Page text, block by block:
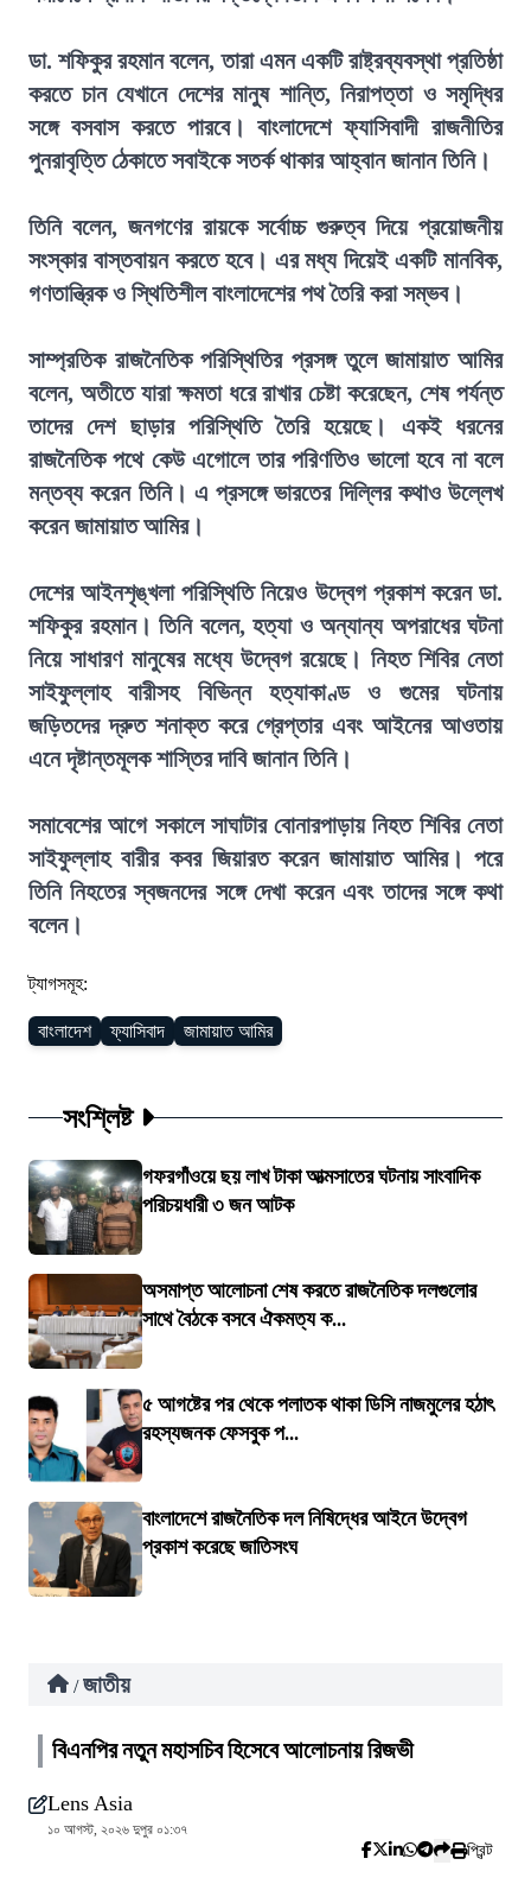
ডা. শফিকুর রহমান বলেন, তারা এমন একটি রাষ্ট্রব্যবস্থা প্রতিষ্ঠা
করতে চান যেখানে দেশের মানুষ শান্তি, নিরাপত্তা ও সমৃদ্ধির
সঙ্গে বসবাস করতে পারবে। বাংলাদেশে ফ্যাসিবাদী রাজনীতির
পুনরাবৃত্তি ঠেকাতে সবাইকে সতর্ক থাকার আহ্বান জানান তিনি।
তিনি বলেন, জনগণের রায়কে সর্বোচ্চ গুরুত্ব দিয়ে প্রয়োজনীয়
সংস্কার বাস্তবায়ন করতে হবে। এর মধ্য দিয়েই একটি মানবিক,
গণতান্ত্রিক ও স্থিতিশীল বাংলাদেশের পথ তৈরি করা সম্ভব।
সাম্প্রতিক রাজনৈতিক পরিস্থিতির প্রসঙ্গ তুলে জামায়াত আমির
বলেন, অতীতে যারা ক্ষমতা ধরে রাখার চেষ্টা করেছেন, শেষ পর্যন্ত
তাদের দেশ ছাড়ার পরিস্থিতি তৈরি হয়েছে। একই ধরনের
রাজনৈতিক পথে কেউ এগোলে তার পরিণতিও ভালো হবে না বলে
মন্তব্য করেন তিনি। এ প্রসঙ্গে ভারতের দিল্লির কথাও উল্লেখ
করেন জামায়াত আমির।
দেশের আইনশৃঙ্খলা পরিস্থিতি নিয়েও উদ্বেগ প্রকাশ করেন ডা.
শফিকুর রহমান। তিনি বলেন, হত্যা ও অন্যান্য অপরাধের ঘটনা
নিয়ে সাধারণ মানুষের মধ্যে উদ্বেগ রয়েছে। নিহত শিবির নেতা
সাইফুল্লাহ বারীসহ বিভিন্ন হত্যাকাণ্ড ও গুমের ঘটনায়
জড়িতদের দ্রুত শনাক্ত করে গ্রেপ্তার এবং আইনের আওতায়
এনে দৃষ্টান্তমূলক শাস্তির দাবি জানান তিনি।
সমাবেশের আগে সকালে সাঘাটার বোনারপাড়ায় নিহত শিবির নেতা
সাইফুল্লাহ বারীর কবর জিয়ারত করেন জামায়াত আমির। পরে
তিনি নিহতের স্বজনদের সঙ্গে দেখা করেন এবং তাদের সঙ্গে কথা
বলেন।
ট্যাগসমূহ:
বাংলাদেশ ফ্যাসিবাদ জামায়াত আমির
সংশ্লিষ্ট
গফরগাঁওয়ে ছয় লাখ টাকা আত্মসাতের ঘটনায় সাংবাদিক
পরিচয়ধারী ৩ জন আটক
অসমাপ্ত আলোচনা শেষ করতে রাজনৈতিক দলগুলোর
সাথে বৈঠকে বসবে ঐকমত্য ক...
৫ আগষ্টের পর থেকে পলাতক থাকা ডিসি নাজমুলের হঠাৎ
রহস্যজনক ফেসবুক প...
বাংলাদেশে রাজনৈতিক দল নিষিদ্ধের আইনে উদ্বেগ
প্রকাশ করেছে জাতিসংঘ
/ জাতীয়
বিএনপির নতুন মহাসচিব হিসেবে আলোচনায় রিজভী
Lens Asia
১০ আগস্ট, ২০২৬ দুপুর ০১:৩৭
প্রিন্ট